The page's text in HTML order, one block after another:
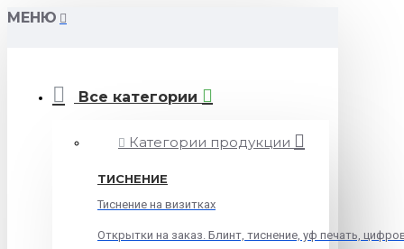
МЕНЮ
Все категории
Категории продукции
ТИСНЕНИЕ
Тиснение на визитках
Открытки на заказ. Блинт, тиснение, уф печать,